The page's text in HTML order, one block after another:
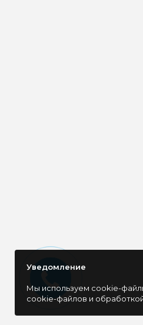
Уведомление
Мы используем cookie-
cookie-файлов и